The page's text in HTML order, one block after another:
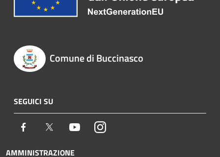
Comune di Buccinasco
SEGUICI SU
Facebook Twitter YoutubeInstagram
AMMINISTRAZIONE